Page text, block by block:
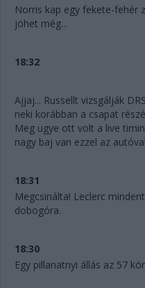
Norris kap egy fekete-fehér
jöhet még...
18:32
Ajjaj... Russellt vizsgálják
neki korábban a csapat
Meg ugye ott volt a live
nagy baj van ezzel az
18:31
Megcsinálta! Leclerc
dobogóra.
18:30
Egy pillanatnyi állás az 57